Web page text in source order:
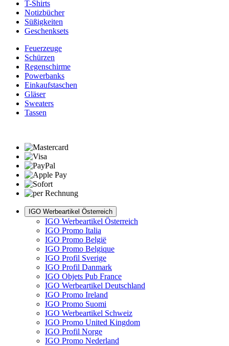
T-Shirts
Notizbücher
Süßigkeiten
Geschenksets
Feuerzeuge
Schürzen
Regenschirme
Powerbanks
Einkaufstaschen
Gläser
Sweaters
Tassen
IGO Werbeartikel Österreich
IGO Werbeartikel Österreich
IGO Promo Italia
IGO Promo België
IGO Promo Belgique
IGO Profil Sverige
IGO Profil Danmark
IGO Objets Pub France
IGO Werbeartikel Deutschland
IGO Promo Ireland
IGO Promo Suomi
IGO Werbeartikel Schweiz
IGO Promo United Kingdom
IGO Profil Norge
IGO Promo Nederland